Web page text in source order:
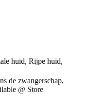
huid, Rijpe huid,
de zwangerschap,
@ Store